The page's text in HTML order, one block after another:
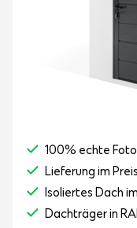
100% echte
Lieferung im
Isoliertes Dach
Dachträger in